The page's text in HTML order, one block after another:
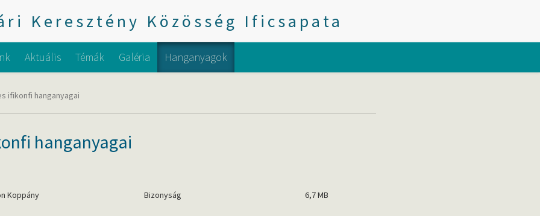
Keresztény Közösség Ificsapata
Aktuális Témák Galéria Hanganyagok
ifikonfi hanganyagai
hanganyagai
Koppány Bizonyság 6,7 MB